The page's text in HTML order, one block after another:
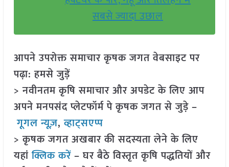
सबसे ज्यादा उछाल
आपने उपरोक्त समाचार कृषक जगत वेबसाइट पर
पढ़ा: हमसे जुड़ें
> नवीनतम कृषि समाचार और अपडेट के लिए आप
अपने मनपसंद प्लेटफॉर्म पे कृषक जगत से जुड़े –
गूगल न्यूज़,व्हाट्सएप्प
> कृषक जगत अखबार की सदस्यता लेने के लिए
यहांक्लिक करें– घर बैठे विस्तृत कृषि पद्धतियों और